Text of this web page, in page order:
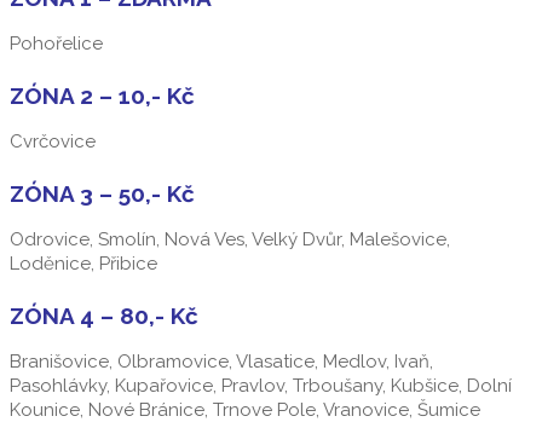
Pohořelice
ZÓNA 2 – 10,- Kč
Cvrčovice
ZÓNA 3 – 50,- Kč
Odrovice, Smolín, Nová Ves, Velký Dvůr, Malešovice,
Loděnice, Přibice
ZÓNA 4 – 80,- Kč
Branišovice, Olbramovice, Vlasatice, Medlov, Ivaň,
Pasohlávky, Kupařovice, Pravlov, Trboušany, Kubšice, Dolní
Kounice, Nové Bránice, Trnove Pole, Vranovice, Šumice